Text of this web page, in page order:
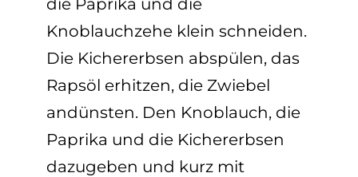
die Paprika und die
Knoblauchzehe klein schneiden.
Die Kichererbsen abspülen, das
Rapsöl erhitzen, die Zwiebel
andünsten. Den Knoblauch, die
Paprika und die Kichererbsen
dazugeben und kurz mit